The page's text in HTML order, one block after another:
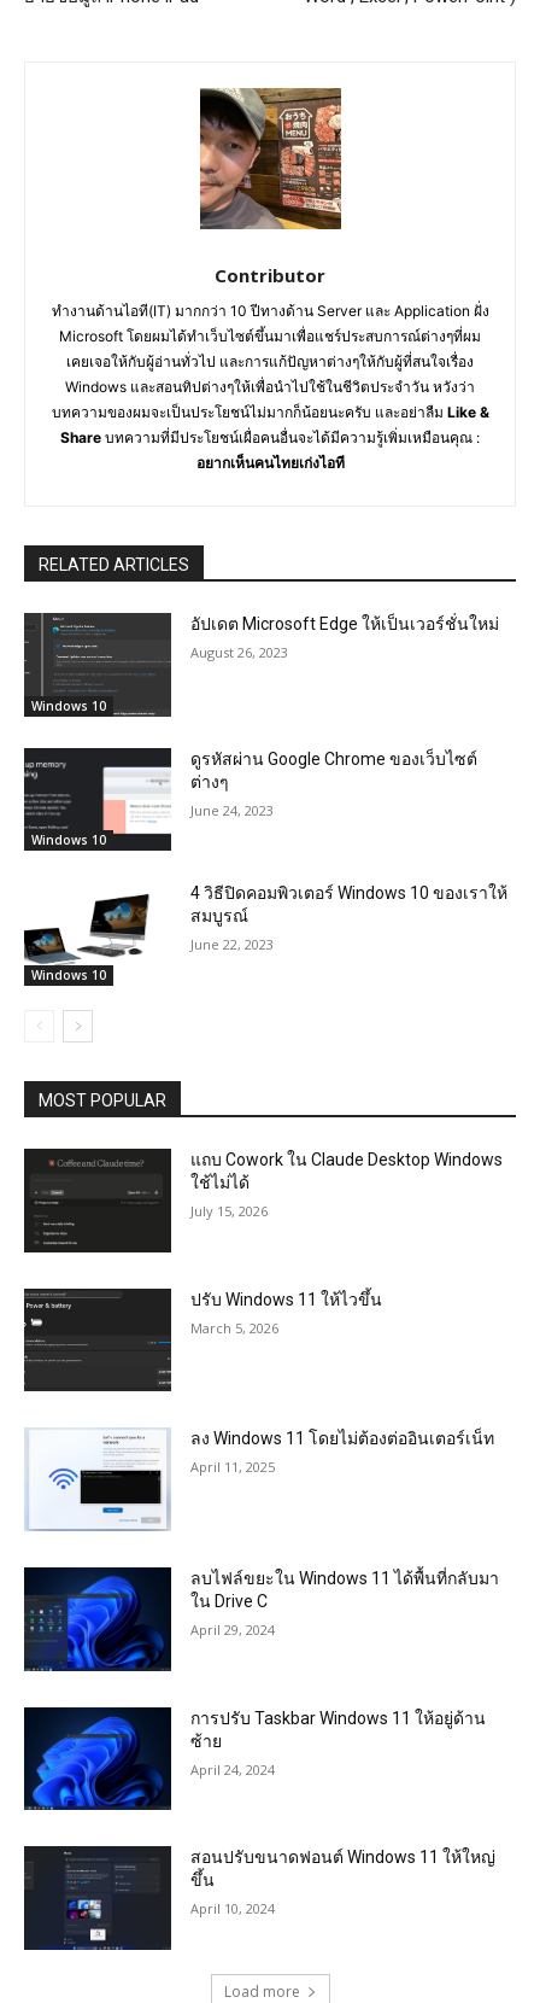
Contributor
ทำงานด้านไอที(IT) มากกว่า 10 ปีทางด้าน Server และ Application ฝั่ง
Microsoft โดยผมได้ทำเว็บไซต์ขึ้นมาเพื่อแชร์ประสบการณ์ต่างๆที่ผม
เคยเจอให้กับผู้อ่านทั่วไป และการแก้ปัญหาต่างๆให้กับผู้ที่สนใจเรื่อง
Windows และสอนทิปต่างๆให้เพื่อนำไปใช้ในชีวิตประจำวัน หวังว่า
บทความของผมจะเป็นประโยชน์ไม่มากก็น้อยนะครับ และอย่าลืม Like &
Share บทความที่มีประโยชน์เผื่อคนอื่นจะได้มีความรู้เพิ่มเหมือนคุณ :
อยากเห็นคนไทยเก่งไอที
RELATED ARTICLES
Windows 10
อัปเดต Microsoft Edge ให้เป็นเวอร์ชั่นใหม่
August 26, 2023
Windows 10
ดูรหัสผ่าน Google Chrome ของเว็บไซต์
ต่างๆ
June 24, 2023
Windows 10
4 วิธีปิดคอมพิวเตอร์ Windows 10 ของเราให้
สมบูรณ์
June 22, 2023
MOST POPULAR
แถบ Cowork ใน Claude Desktop Windows
ใช้ไม่ได้
July 15, 2026
ปรับ Windows 11 ให้ไวขึ้น
March 5, 2026
ลง Windows 11 โดยไม่ต้องต่ออินเตอร์เน็ท
April 11, 2025
ลบไฟล์ขยะใน Windows 11 ได้พื้นที่กลับมา
ใน Drive C
April 29, 2024
การปรับ Taskbar Windows 11 ให้อยู่ด้าน
ซ้าย
April 24, 2024
สอนปรับขนาดฟอนต์ Windows 11 ให้ใหญ่
ขึ้น
April 10, 2024
Load more